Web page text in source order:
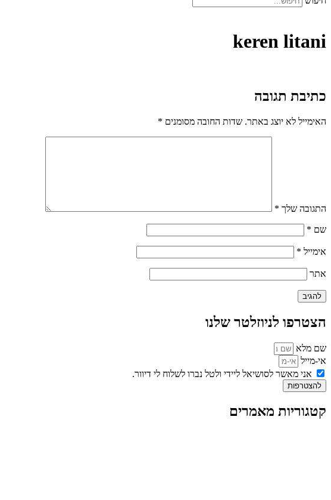
keren litani
כתיבת תגובה
האימייל לא יוצג באתר. שדות החובה מסומנים *
התגובה שלך *
שם *
אימייל *
אתר
הצטרפו לניוזלטר שלנו
שם מלא
אי-מייל
אני מאשר לסושיאל ליידי ולטל נברו לשלוח לי דיוור.
להצטרפות
קטגוריות מאמרים